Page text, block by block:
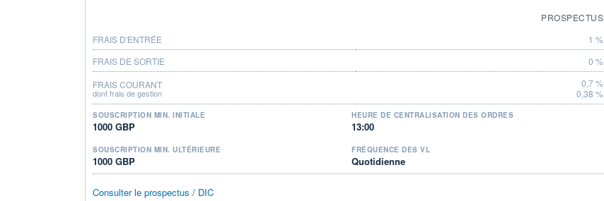
PROSPECTUS
FRAIS D'ENTRÉE
1 %
FRAIS DE SORTIE
0 %
FRAIS COURANT
dont frais de gestion
0,7 %
0,38 %
SOUSCRIPTION MIN. INITIALE
1000 GBP
HEURE DE CENTRALISATION DES ORDRES
13:00
SOUSCRIPTION MIN. ULTÉRIEURE
1000 GBP
FRÉQUENCE DES VL
Quotidienne
Consulter le prospectus / DIC